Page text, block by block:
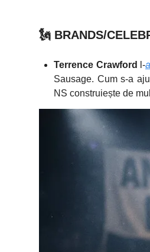
🗽 BRANDS/
Terrence Crawford l-
Sausage. Cum s-a
NS construiește de